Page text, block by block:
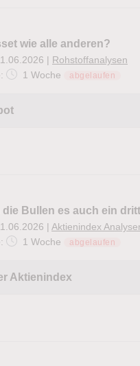
wie alle anderen?
| Rohstoffanalysen
1 Woche abgelaufen
die Bullen es auch ein
| Aktienindex
1 Woche abgelaufen
Aktienindex